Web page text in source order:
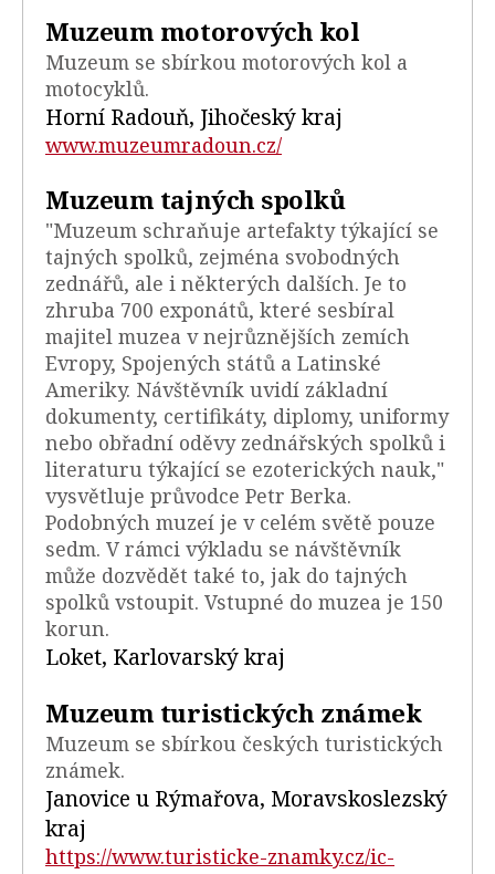
Muzeum motorových kol
Muzeum se sbírkou motorových kol a
motocyklů.
Horní Radouň, Jihočeský kraj
www.muzeumradoun.cz/
Muzeum tajných spolků
"Muzeum schraňuje artefakty týkající se
tajných spolků, zejména svobodných
zednářů, ale i některých dalších. Je to
zhruba 700 exponátů, které sesbíral
majitel muzea v nejrůznějších zemích
Evropy, Spojených států a Latinské
Ameriky. Návštěvník uvidí základní
dokumenty, certifikáty, diplomy, uniformy
nebo obřadní oděvy zednářských spolků i
literaturu týkající se ezoterických nauk,"
vysvětluje průvodce Petr Berka.
Podobných muzeí je v celém světě pouze
sedm. V rámci výkladu se návštěvník
může dozvědět také to, jak do tajných
spolků vstoupit. Vstupné do muzea je 150
korun.
Loket, Karlovarský kraj
Muzeum turistických známek
Muzeum se sbírkou českých turistických
známek.
Janovice u Rýmařova, Moravskoslezský
kraj
https://www.turisticke-znamky.cz/ic-